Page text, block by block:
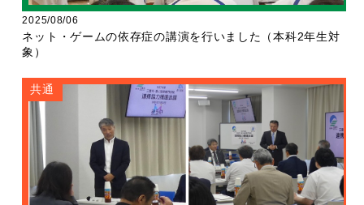
2025/08/06
ネット・ゲームの依存症の講演を行いました（本科2年生対
象）
共通